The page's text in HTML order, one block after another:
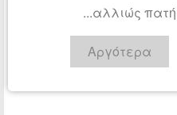
...αλλιώς
Αργότερα